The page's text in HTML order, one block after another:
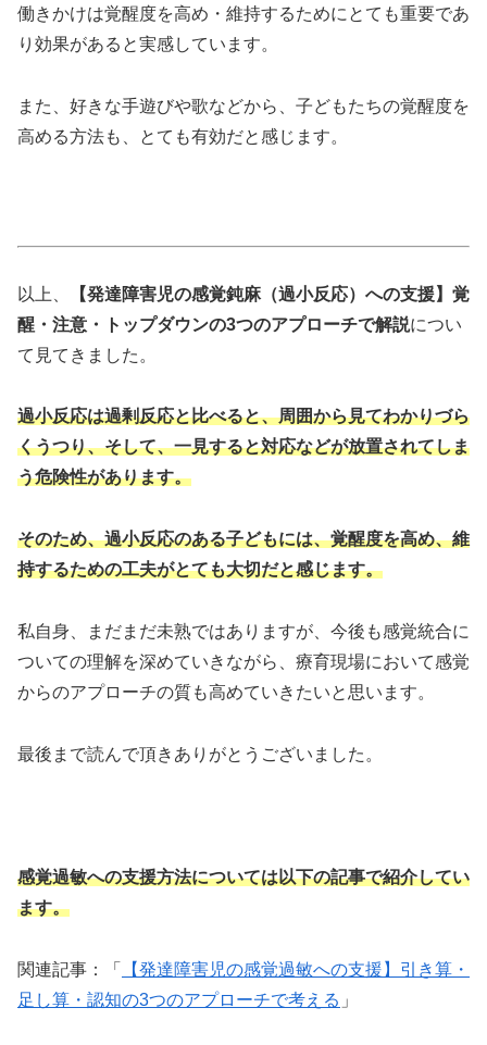
働きかけは覚醒度を高め・維持するためにとても重要であ
り効果があると実感しています。
また、好きな手遊びや歌などから、子どもたちの覚醒度を
高める方法も、とても有効だと感じます。
以上、
【発達障害児の感覚鈍麻（過小反応）への支援】覚
醒・注意・トップダウンの3つのアプローチで解説につい
て見てきました。
過小反応は過剰反応と比べると、周囲から見てわかりづら
くうつり、そして、一見すると対応などが放置されてしま
う危険性があります。
そのため、過小反応のある子どもには、覚醒度を高め、維
持するための工夫がとても大切だと感じます。
私自身、まだまだ未熟ではありますが、今後も感覚統合に
ついての理解を深めていきながら、療育現場において感覚
からのアプローチの質も高めていきたいと思います。
最後まで読んで頂きありがとうございました。
感覚過敏への支援方法については以下の記事で紹介してい
ます。
関連記事：「
【発達障害児の感覚過敏への支援】引き算・
足し算・認知の3つのアプローチで考える 」